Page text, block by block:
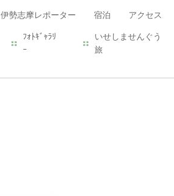
伊勢志摩レポーター 宿泊 アクセス
ﾌｫﾄｷﾞｬﾗﾘ
ｰ
いせしませんぐう
旅